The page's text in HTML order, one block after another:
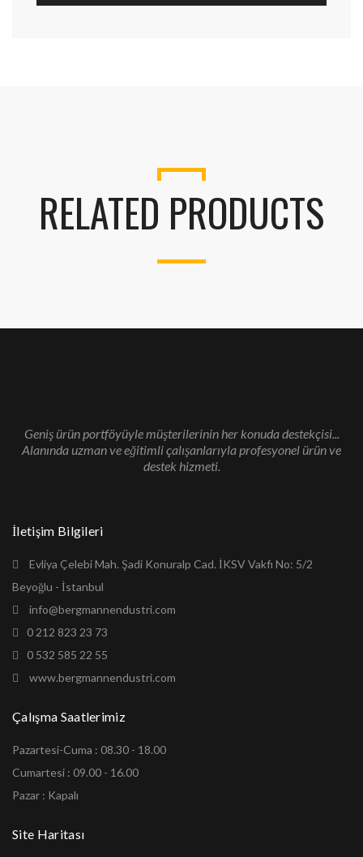
RELATED PRODUCTS
Geniş ürün portföyüyle müşterilerinin her konuda destekçisi...
Alanında uzman ve eğitimli çalışanlarıyla profesyonel ürün ve
destek hizmeti.
İletişim Bilgileri
Evliya Çelebi Mah. Şadi Konuralp Cad. İKSV Vakfı No: 5/2
Beyoğlu - İstanbul
info@bergmannendustri.com
0 212 823 23 73
0 532 585 22 55
www.bergmannendustri.com
Çalışma Saatlerimiz
Pazartesi-Cuma : 08.30 - 18.00
Cumartesi : 09.00 - 16.00
Pazar : Kapalı
Site Haritası